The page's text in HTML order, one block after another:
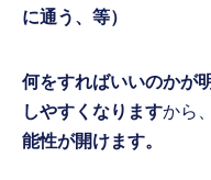
に通う、等）
何をすればいいのかが
しやすくなりますから、
能性が開けます。